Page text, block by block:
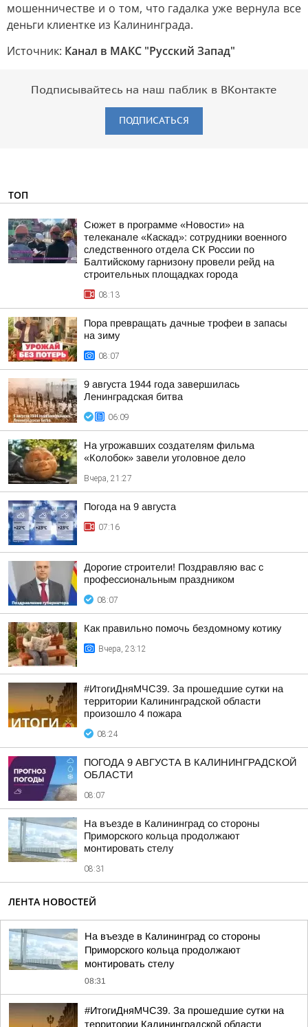
мошенничестве и о том, что гадалка уже вернула все
деньги клиентке из Калининграда.
Источник: Канал в МАКС "Русский Запад"
Подписывайтесь на наш паблик в ВКонтакте
ПОДПИСАТЬСЯ
ТОП
Сюжет в программе «Новости» на
телеканале «Каскад»: сотрудники военного
следственного отдела СК России по
Балтийскому гарнизону провели рейд на
строительных площадках города
08:13
Пора превращать дачные трофеи в запасы
на зиму
08:07
9 августа 1944 года завершилась
Ленинградская битва
06:09
На угрожавших создателям фильма
«Колобок» завели уголовное дело
Вчера, 21:27
Погода на 9 августа
07:16
Дорогие строители! Поздравляю вас с
профессиональным праздником
08:07
Как правильно помочь бездомному котику
Вчера, 23:12
#ИтогиДняМЧС39. За прошедшие сутки на
территории Калининградской области
произошло 4 пожара
08:24
ПОГОДА 9 АВГУСТА В КАЛИНИНГРАДСКОЙ
ОБЛАСТИ
08:07
На въезде в Калининград со стороны
Приморского кольца продолжают
монтировать стелу
08:31
ЛЕНТА НОВОСТЕЙ
На въезде в Калининград со стороны
Приморского кольца продолжают
монтировать стелу
08:31
#ИтогиДняМЧС39. За прошедшие сутки на
территории Калининградской области